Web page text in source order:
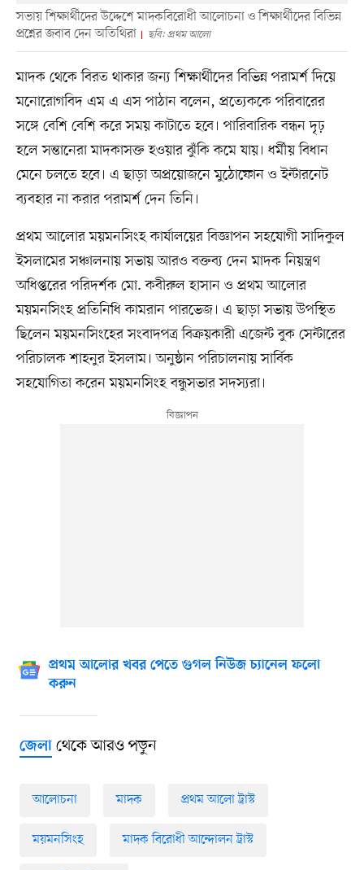
সভায় শিক্ষার্থীদের উদ্দেশে মাদকবিরোধী আলোচনা ও শিক্ষার্থীদের বিভিন্ন
প্রশ্নের জবাব দেন অতিথিরা
ছবি: প্রথম আলো
মাদক থেকে বিরত থাকার জন্য শিক্ষার্থীদের বিভিন্ন পরামর্শ দিয়ে
মনোরোগবিদ এম এ এস পাঠান বলেন, প্রত্যেককে পরিবারের
সঙ্গে বেশি বেশি করে সময় কাটাতে হবে। পারিবারিক বন্ধন দৃঢ়
হলে সন্তানেরা মাদকাসক্ত হওয়ার ঝুঁকি কমে যায়। ধর্মীয় বিধান
মেনে চলতে হবে। এ ছাড়া অপ্রয়োজনে মুঠোফোন ও ইন্টারনেট
ব্যবহার না করার পরামর্শ দেন তিনি।
প্রথম আলোর ময়মনসিংহ কার্যালয়ের বিজ্ঞাপন সহযোগী সাদিকুল
ইসলামের সঞ্চালনায় সভায় আরও বক্তব্য দেন মাদক নিয়ন্ত্রণ
অধিপ্তরের পরিদর্শক মো. কবীরুল হাসান ও প্রথম আলোর
ময়মনসিংহ প্রতিনিধি কামরান পারভেজ। এ ছাড়া সভায় উপস্থিত
ছিলেন ময়মনসিংহের সংবাদপত্র বিক্রয়কারী এজেন্ট বুক সেন্টারের
পরিচালক শাহনুর ইসলাম। অনুষ্ঠান পরিচালনায় সার্বিক
সহযোগিতা করেন ময়মনসিংহ বন্ধুসভার সদস্যরা।
প্রথম আলোর খবর পেতে গুগল নিউজ চ্যানেল ফলো
করুন
জেলাথেকে আরও পড়ুন
আলোচনা মাদক প্রথম আলো ট্রাস্ট
ময়মনসিংহ মাদক বিরোধী আন্দোলন ট্রাস্ট